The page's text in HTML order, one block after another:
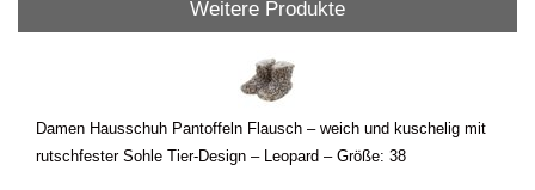
Weitere Produkte
Damen Hausschuh Pantoffeln Flausch – weich und kuschelig mit
rutschfester Sohle Tier-Design – Leopard – Größe: 38